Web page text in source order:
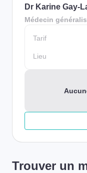
Dr Karine Gay-
Médecin
Tarif
Lieu
Trouver un